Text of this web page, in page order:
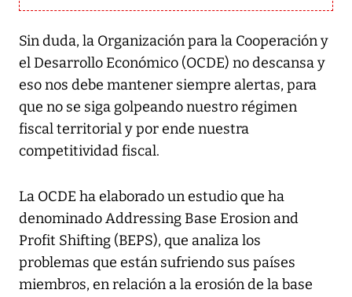
Sin duda, la Organización para la Cooperación y
el Desarrollo Económico (OCDE) no descansa y
eso nos debe mantener siempre alertas, para
que no se siga golpeando nuestro régimen
fiscal territorial y por ende nuestra
competitividad fiscal.
La OCDE ha elaborado un estudio que ha
denominado Addressing Base Erosion and
Profit Shifting (BEPS), que analiza los
problemas que están sufriendo sus países
miembros, en relación a la erosión de la base